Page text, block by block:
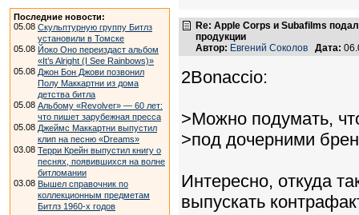
Последние новости:
05.08 Скульптурную группу Битлз
установили в Томске
05.08 Йоко Оно переиздаст альбом
«It’s Alright (I See Rainbows)»
05.08 Джон Бон Джови позвонил
Полу Маккартни из дома
детства битла
05.08 Альбому «Revolver» — 60 лет:
что пишет зарубежная пресса
05.08 Джеймс Маккартни выпустил
клип на песню «Dreams»
03.08 Терри Крейн выпустил книгу о
песнях, появившихся на волне
битломании
03.08 Вышел справочник по
коллекционным предметам
Битлз 1960-х годов
Re: Apple Corps и Subafilms
продукции
Автор: Евгений Соколов Дата:
2Bonaccio:
>Можно подумать,
>под дочерними
Интересно, откуда
выпускать